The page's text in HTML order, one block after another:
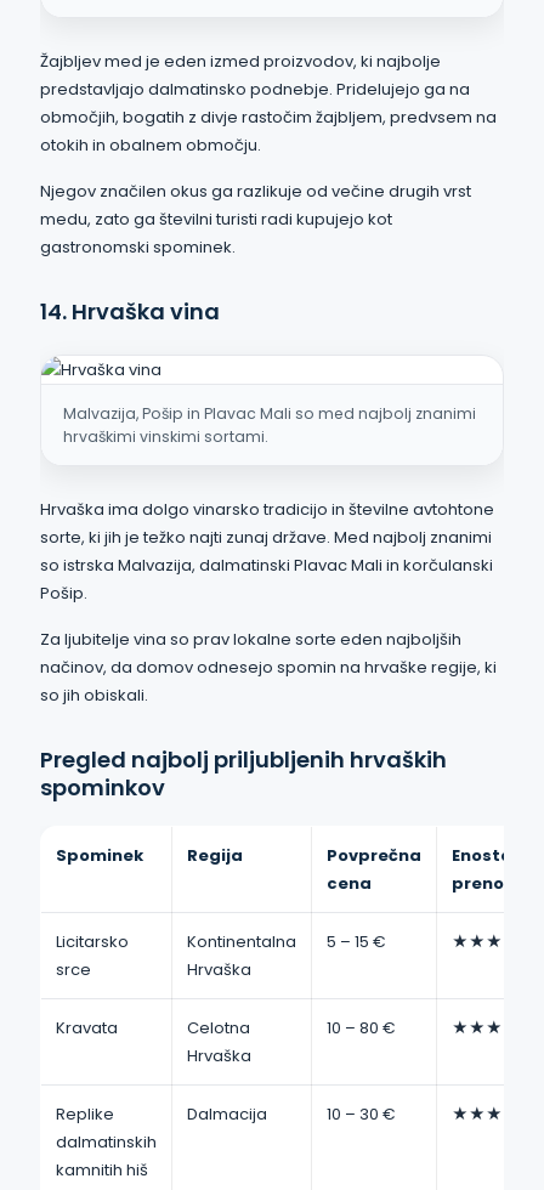
Žajbljev med je eden izmed proizvodov, ki najbolje
predstavljajo dalmatinsko podnebje. Pridelujejo ga na
območjih, bogatih z divje rastočim žajbljem, predvsem na
otokih in obalnem območju.
Njegov značilen okus ga razlikuje od večine drugih vrst
medu, zato ga številni turisti radi kupujejo kot
gastronomski spominek.
14. Hrvaška vina
Malvazija, Pošip in Plavac Mali so med najbolj znanimi
hrvaškimi vinskimi sortami.
Hrvaška ima dolgo vinarsko tradicijo in številne avtohtone
sorte, ki jih je težko najti zunaj države. Med najbolj znanimi
so istrska Malvazija, dalmatinski Plavac Mali in korčulanski
Pošip.
Za ljubitelje vina so prav lokalne sorte eden najboljših
načinov, da domov odnesejo spomin na hrvaške regije, ki
so jih obiskali.
Pregled najbolj priljubljenih hrvaških
spominkov
Spominek Regija
Povprečna
cena
prenosa
Licitarsko
srce
Kontinentalna
Hrvaška
5 – 15 € ★★★★★
Kravata
Celotna
Hrvaška
10 – 80 € ★★★★★
Replike
dalmatinskih
kamnitih hiš
Dalmacija 10 – 30 € ★★★☆☆